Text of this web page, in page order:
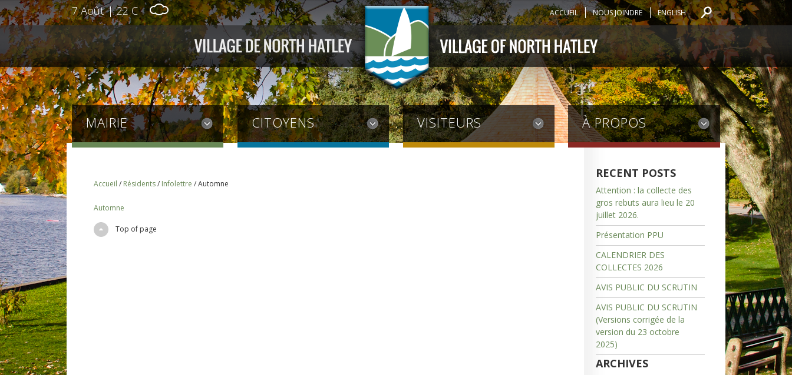
7 Août | 22 C ACCUEIL NOUS JOINDRE ENGLISH
MAIRIE CITOYENS VISITEURS À PROPOS
Accueil / Résidents/ Infolettre /Automne
Automne
Top of page
RECENT POSTS
Attention : la collecte des
gros rebuts aura lieu le 20
juillet 2026.
Présentation PPU
CALENDRIER DES
COLLECTES 2026
AVIS PUBLIC DU SCRUTIN
AVIS PUBLIC DU SCRUTIN
(Versions corrigée de la
version du 23 octobre
2025)
ARCHIVES